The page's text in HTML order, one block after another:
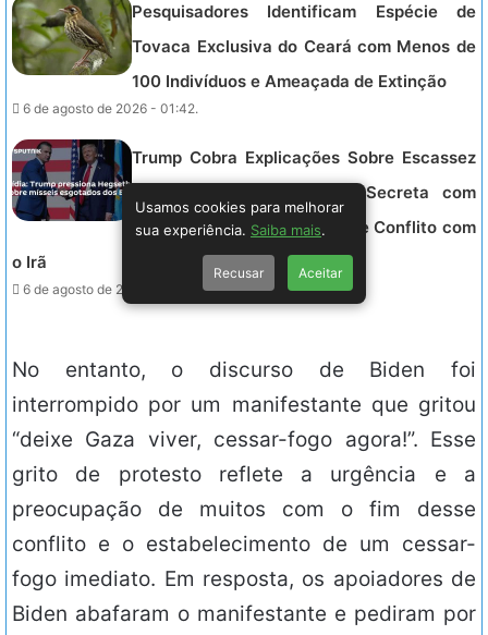
Pesquisadores Identificam Espécie de
Tovaca Exclusiva do Ceará com Menos de
100 Indivíduos e Ameaçada de Extinção
6 de agosto de 2026 - 01:42.
Trump Cobra Explicações Sobre Escassez
de Munições em Reunião Secreta com
Secretário de Guerra Durante Conflito com
o Irã
6 de agosto de 2026 - 01:42.
No entanto, o discurso de Biden foi
interrompido por um manifestante que gritou
“deixe Gaza viver, cessar-fogo agora!”. Esse
grito de protesto reflete a urgência e a
preocupação de muitos com o fim desse
conflito e o estabelecimento de um cessar-
fogo imediato. Em resposta, os apoiadores de
Biden abafaram o manifestante e pediram por
Usamos cookies para melhorar
sua experiência. Saiba mais.
Recusar Aceitar